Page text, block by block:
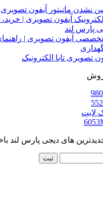
نشدن مانیتور آیفون
آیفون تصویری | خرید،
پارس لند
آیفون تصویری |
تصویری تابا الکترونیک
لایت
های دیجی پارس لند
ثبت